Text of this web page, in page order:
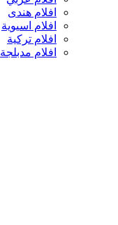
افلام هندى
افلام اسيوية
افلام تركية
افلام مدبلجة